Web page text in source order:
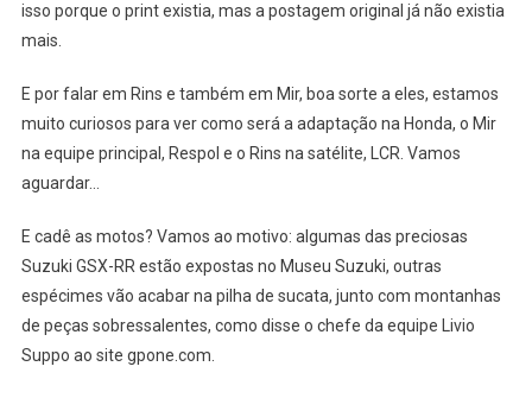
isso porque o print existia, mas a postagem original já não existia
mais.
E por falar em Rins e também em Mir, boa sorte a eles, estamos
muito curiosos para ver como será a adaptação na Honda, o Mir
na equipe principal, Respol e o Rins na satélite, LCR. Vamos
aguardar…
E cadê as motos? Vamos ao motivo: algumas das preciosas
Suzuki GSX-RR estão expostas no Museu Suzuki, outras
espécimes vão acabar na pilha de sucata, junto com montanhas
de peças sobressalentes, como disse o chefe da equipe Livio
Suppo ao site gpone.com.